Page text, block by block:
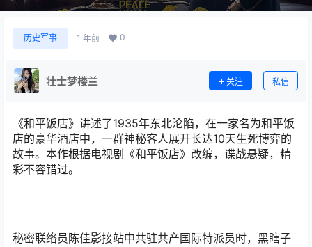
历史军事 1 年前 0
壮士梦楼兰 关注 私信
《和平饭店》讲述了1935年东北沦陷，在一家名为和平饭
店的豪华酒店中，一群神秘客人展开长达10天生死博弈的
故事。本作根据电视剧《和平饭店》改编，谍战悬疑，精
彩不容错过。
秘密联络员陈佳影接站中共驻共产国际特派员时，黑瞎子